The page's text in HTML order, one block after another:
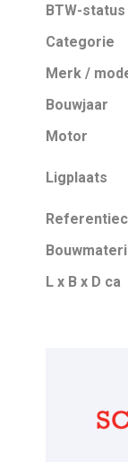
BTW-status
Categorie
Merk /
Bouwjaar
Motor
Ligplaats
L x B x D ca